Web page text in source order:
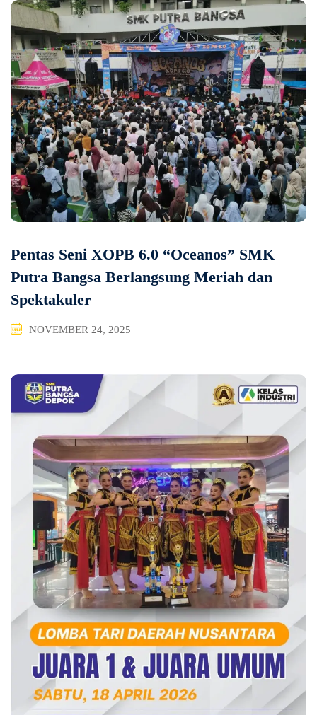
Pentas Seni XOPB 6.0 “Oceanos” SMK
Putra Bangsa Berlangsung Meriah dan
Spektakuler
NOVEMBER 24, 2025